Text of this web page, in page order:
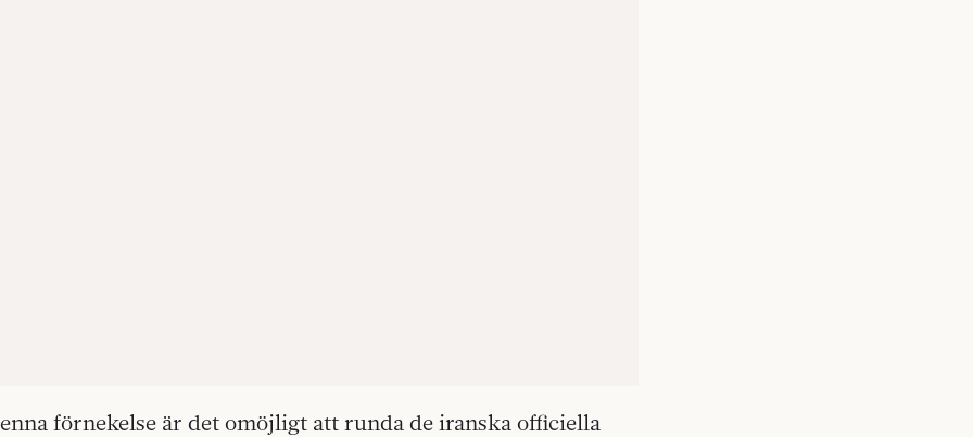
förnekelse är det omöjligt att runda de iranska officiella